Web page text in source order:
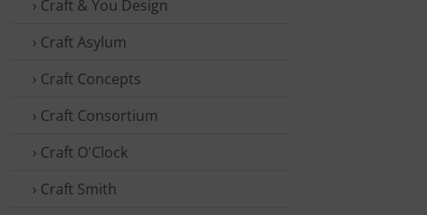
› Craft & You Design
› Craft Asylum
› Craft Concepts
› Craft Consortium
› Craft O'Clock
› Craft Smith